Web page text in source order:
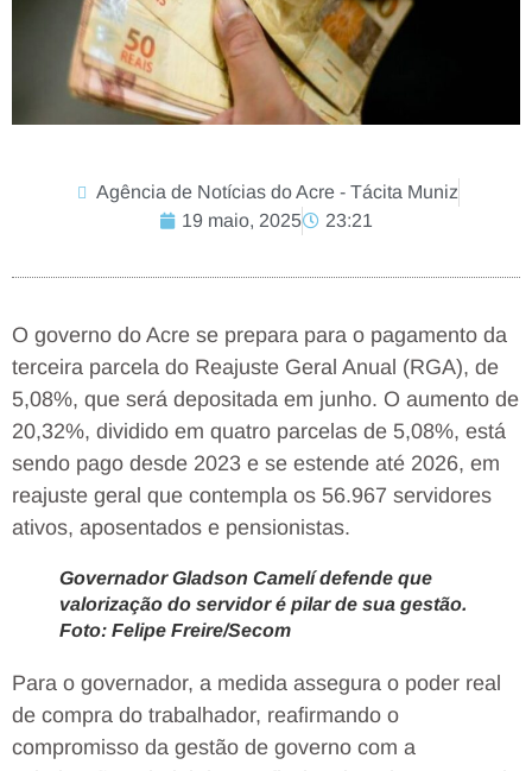
Agência de Notícias do Acre - Tácita Muniz
19 maio, 2025
23:21
O governo do Acre se prepara para o pagamento da
terceira parcela do Reajuste Geral Anual (RGA), de
5,08%, que será depositada em junho. O aumento de
20,32%, dividido em quatro parcelas de 5,08%, está
sendo pago desde 2023 e se estende até 2026, em
reajuste geral que contempla os 56.967 servidores
ativos, aposentados e pensionistas.
Governador Gladson Camelí defende que
valorização do servidor é pilar de sua gestão.
Foto: Felipe Freire/Secom
Para o governador, a medida assegura o poder real
de compra do trabalhador, reafirmando o
compromisso da gestão de governo com a